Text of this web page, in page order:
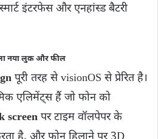
इंटरफेस और एनहांस्ड बैटरी
नया लुक और फील
पूरी तरह से visionOS से प्रेरित है।
एलिमेंट्स हैं जो फोन को
screen पर टाइम वॉलपेपर के